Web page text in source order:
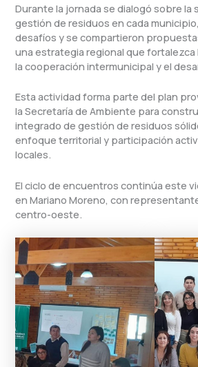
Durante la jornada se dialogó sobre la
gestión de residuos en cada
desafíos y se compartieron
una estrategia regional que fortalezca
la cooperación intermunicipal y el
Esta actividad forma parte del plan
la Secretaría de Ambiente para
integrado de gestión de residuos
enfoque territorial y participación
locales.
El ciclo de encuentros continúa este
en Mariano Moreno, con
centro-oeste.